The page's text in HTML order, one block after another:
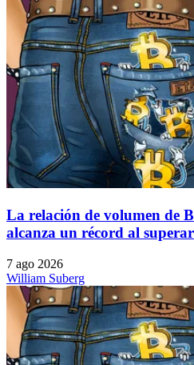
La relación de volumen de
alcanza un récord al
7 ago 2026
William Suberg